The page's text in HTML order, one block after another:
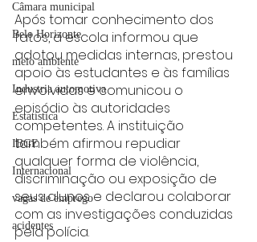
Câmara municipal
Belo Horizonte
meio ambiente
Industria automotiva
Estatística
IBGE
Internacional
vagas de emprego
acidentes
Após tomar conhecimento dos
fatos, a escola informou que
adotou medidas internas, prestou
apoio às estudantes e às famílias
envolvidas e comunicou o
episódio às autoridades
competentes. A instituição
também afirmou repudiar
qualquer forma de violência,
discriminação ou exposição de
seus alunos e declarou colaborar
com as investigações conduzidas
pela polícia.